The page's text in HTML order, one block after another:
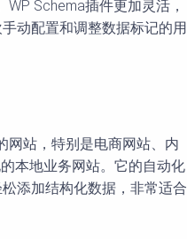
Schema插件更加灵活，
动配置和调整数据标记的用
网站，特别是电商网站、内
本地业务网站。它的自动化
添加结构化数据，非常适合